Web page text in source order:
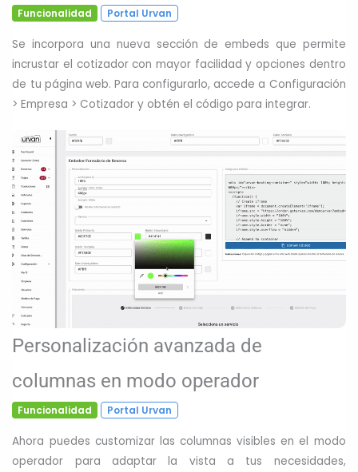
Funcionalidad Portal Urvan
Se incorpora una nueva sección de embeds que permite
incrustar el cotizador con mayor facilidad y opciones dentro
de tu página web. Para configurarlo, accede a Configuración
> Empresa > Cotizador y obtén el código para integrar.
Personalización avanzada de
columnas en modo operador
Funcionalidad Portal Urvan
Ahora puedes customizar las columnas visibles en el modo
operador para adaptar la vista a tus necesidades,